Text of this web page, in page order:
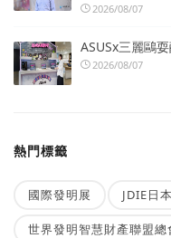
2026/08/07
ASUSx三麗鷗
2026/08/07
熱門標籤
國際發明展 JDIE日
世界發明智慧財產聯盟總